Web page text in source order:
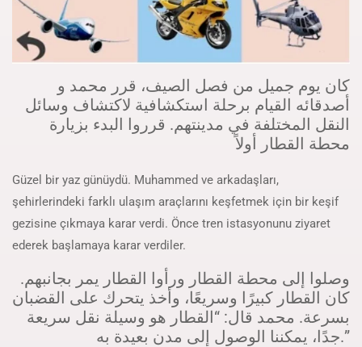
كان يوم جميل من فصل الصيف، قرر محمد و
أصدقائه القيام برحلة استكشافية لاكتشاف وسائل
النقل المختلفة في مدينتهم. قرروا البدء بزيارة
محطة القطار أولاً
Güzel bir yaz günüydü. Muhammed ve arkadaşları,
şehirlerindeki farklı ulaşım araçlarını keşfetmek için bir keşif
gezisine çıkmaya karar verdi. Önce tren istasyonunu ziyaret
ederek başlamaya karar verdiler.
وصلوا إلى محطة القطار ورأوا القطار يمر بجانبهم.
كان القطار كبيرًا وسريعًا، وأخذ يتحرك على القضبان
بسرعة. محمد قال: “القطار هو وسيلة نقل سريعة
جدًا، يمكننا الوصول إلى مدن بعيدة به.”